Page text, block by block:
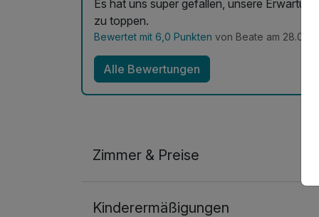
Es hat uns super gefallen, unsere
zu toppen.
Bewertet mit 6,0 Punkten von Beate am
Alle Bewertungen
Zimmer & Preise
2 Erwachsene und 2 Kinder
Kinderermäßigungen